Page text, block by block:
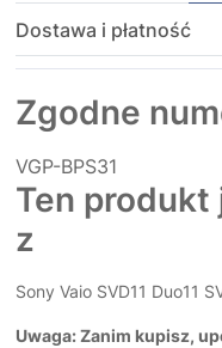
Dostawa i płatność
Zgodne
VGP-BPS31
Ten
z
Sony Vaio SVD11 Duo11
Uwaga: Zanim kupisz,